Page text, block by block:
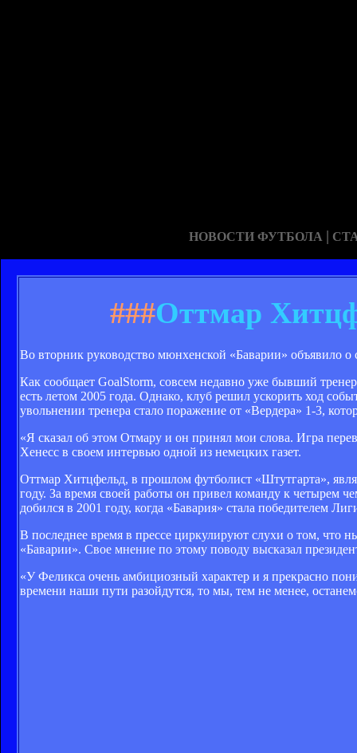
НОВОСТИ ФУТБОЛА |
###Оттмар
Во вторник руководство мюнхенской «Баварии» объявило о
Как сообщает GoalStorm, совсем недавно уже бывший
есть летом 2005 года. Однако, клуб решил ускорить ход
увольнении тренера стало поражение от «Вердера» 1-3,
«Я сказал об этом Отмару и он принял мои слова. Игра
Хенесс в своем интервью одной из немецких газет.
Оттмар Хитцфельд, в прошлом футболист «Штутгарта»,
году. За время своей работы он привел команду к
добился в 2001 году, когда «Бавария» стала победителем
В последнее время в прессе циркулируют слухи о том, что
«Баварии». Свое мнение по этому поводу высказал
«У Феликса очень амбициозный характер и я прекрасно
времени наши пути разойдутся, то мы, тем не менее,